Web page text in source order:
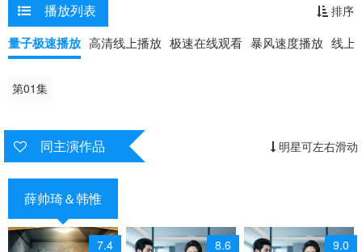
播放列表 排序
量子极速播放 高清线上播放 极速在线观看 暴风速度播放 线上
第01集
同主演作品 明星可左右滑动
薛帅琦＆韩惟
7.4 8.6 9.0